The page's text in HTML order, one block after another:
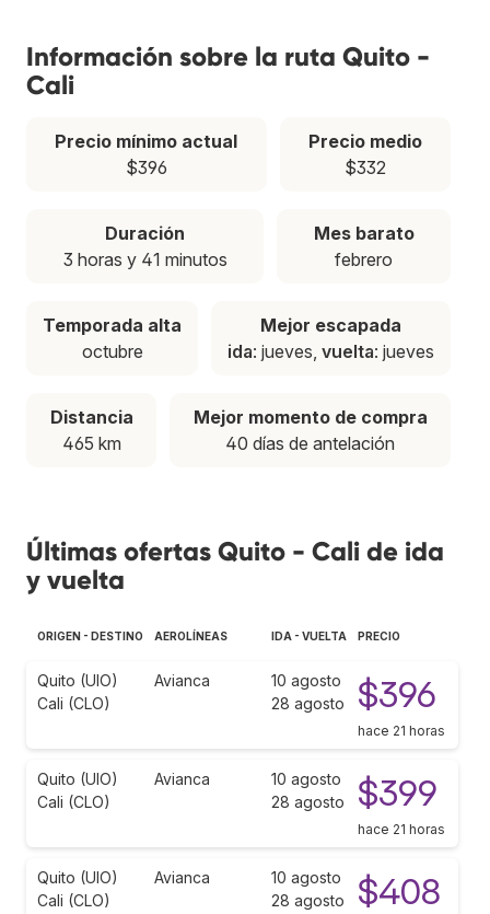
Información sobre la ruta Quito -
Cali
Precio mínimo actual
$396
Precio medio
$332
Duración
3 horas y 41 minutos
Mes barato
febrero
Temporada alta
octubre
Mejor escapada
ida: jueves, vuelta: jueves
Distancia
465 km
Mejor momento de compra
40 días de antelación
Últimas ofertas Quito - Cali de ida
y vuelta
ORIGEN - DESTINO AEROLÍNEAS IDA - VUELTA PRECIO
Quito (UIO)
Cali (CLO)
Avianca
10 agosto
28 agosto
$396
hace 21 horas
Quito (UIO)
Cali (CLO)
Avianca
10 agosto
28 agosto
$399
hace 21 horas
Quito (UIO)
Cali (CLO)
Avianca
10 agosto
28 agosto
$408